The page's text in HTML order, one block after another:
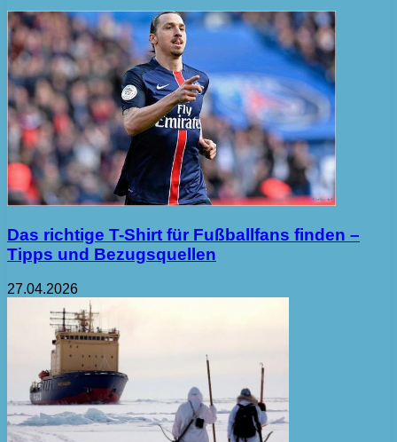
Das richtige T-Shirt für Fußballfans finden –
Tipps und Bezugsquellen
27.04.2026